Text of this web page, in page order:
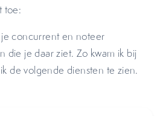
toe:
concurrent en noteer
die je daar ziet. Zo kwam ik bij
de volgende diensten te zien.